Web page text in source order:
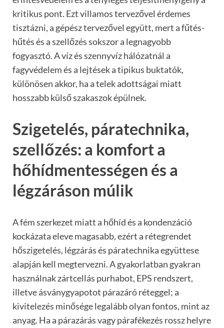
kritikus pont. Ezt villamos tervezővel érdemes
tisztázni, a gépész tervezővel együtt, mert a fűtés-
hűtés és a szellőzés sokszor a legnagyobb
fogyasztó. A víz és szennyvíz hálózatnál a
fagyvédelem és a lejtések a tipikus buktatók,
különösen akkor, ha a telek adottságai miatt
hosszabb külső szakaszok épülnek.
Szigetelés, páratechnika,
szellőzés: a komfort a
hőhídmentességen és a
légzáráson múlik
A fém szerkezet miatt a hőhíd és a kondenzáció
kockázata eleve magasabb, ezért a rétegrendet
hőszigetelés, légzárás és páratechnika együttese
alapján kell megtervezni. A gyakorlatban gyakran
használnak zártcellás purhabot, EPS rendszert,
illetve ásványgyapotot párazáró réteggel; a
kivitelezés minősége legalább olyan fontos, mint az
anyag. Ha a párazárás vagy párafékezés rossz helyre